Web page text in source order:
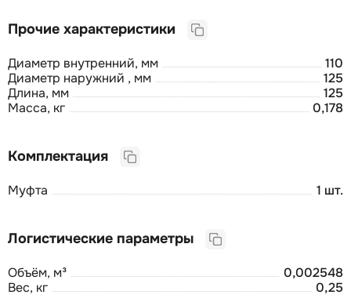
Прочие характеристики
Диаметр внутренний, мм
110
Диаметр наружний , мм
125
Длина, мм
125
Масса, кг
0,178
Комплектация
Муфта 1 шт.
Логистические параметры
Объём, м³
0,002548
Вес, кг
0,25